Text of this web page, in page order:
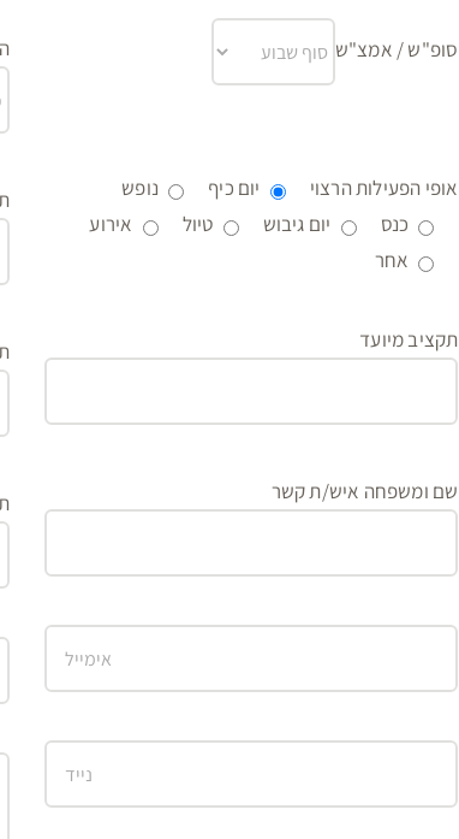
סופ"ש / אמצ"ש
אופי הפעילות הרצוי יום כיף
נופש
כנס
יום גיבוש טיול
אירוע
אחר
תקציב מיועד
שם ומשפחה איש/ת קשר